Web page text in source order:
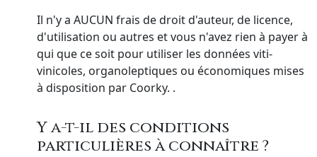
Il n'y a AUCUN frais de droit d'auteur, de licence,
d'utilisation ou autres et vous n'avez rien à payer à
qui que ce soit pour utiliser les données viti-
vinicoles, organoleptiques ou économiques mises
à disposition par Coorky. .
Y a-t-il des conditions
particulières à connaître ?